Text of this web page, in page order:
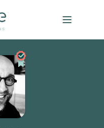
Open